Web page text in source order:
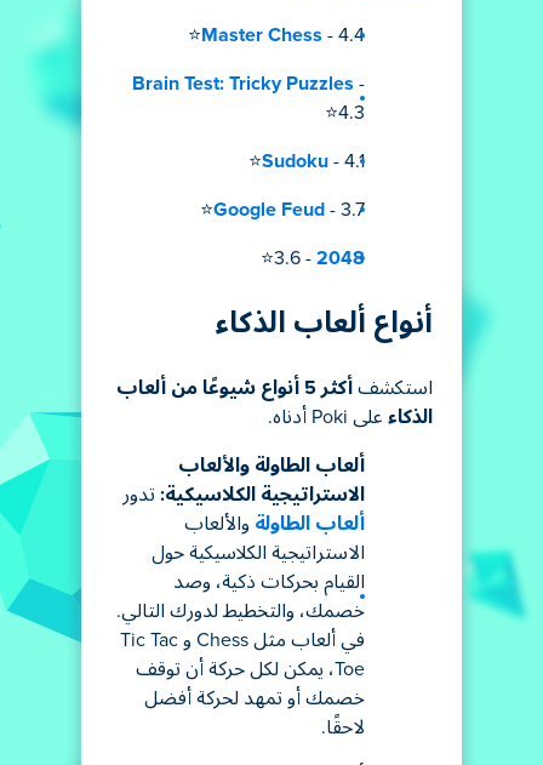
Master Chess - 4.4⭐
Brain Test: Tricky Puzzles -
4.3⭐
Sudoku - 4.1⭐
Google Feud - 3.7⭐
2048
- 3.6⭐
أنواع ألعاب الذكاء
استكشف
أكثر 5 أنواع شيوعًا من ألعاب
الذكاء على Poki أدناه.
ألعاب الطاولة والألعاب
الاستراتيجية الكلاسيكية: تدور
ألعاب الطاولة والألعاب
الاستراتيجية الكلاسيكية حول
القيام بحركات ذكية، وصد
خصمك، والتخطيط لدورك التالي.
في ألعاب مثل Chess و Tic Tac
Toe، يمكن لكل حركة أن توقف
خصمك أو تمهد لحركة أفضل
لاحقًا.